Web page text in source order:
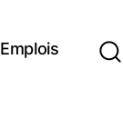
Emplois